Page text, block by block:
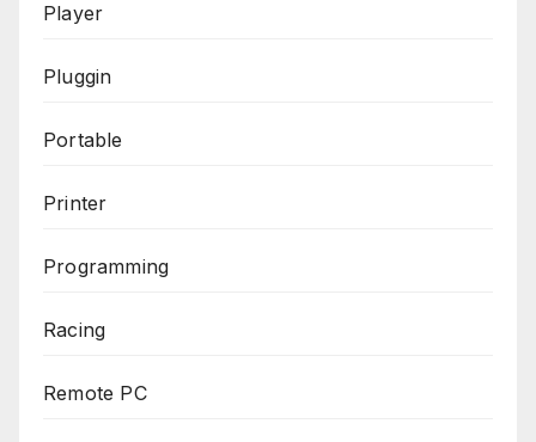
Player
Pluggin
Portable
Printer
Programming
Racing
Remote PC